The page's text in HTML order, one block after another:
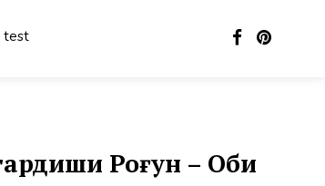
test
Роғун – Оби